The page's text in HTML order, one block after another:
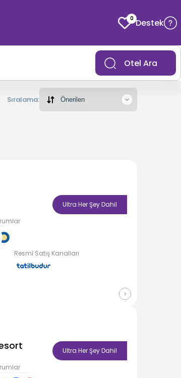
0 Destek
Otel Ara
Sıralama:
Ultra Her Şey Dahil
Resmî Satış Kanalları
Ultra Her Şey Dahil